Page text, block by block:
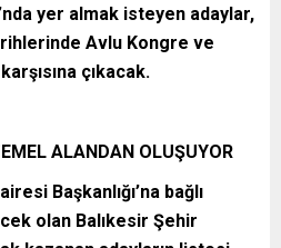
yer almak isteyen adaylar,
Avlu Kongre ve
çıkacak.
ALANDAN OLUŞUYOR
Başkanlığı’na bağlı
olan Balıkesir Şehir